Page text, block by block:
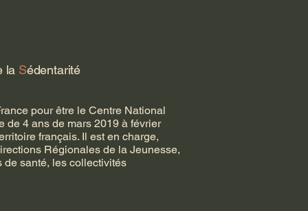
la Sédentarité
pour être le Centre National
de 4 ans de mars 2019 à février
français. Il est en charge,
Régionales de la Jeunesse,
de santé, les collectivités